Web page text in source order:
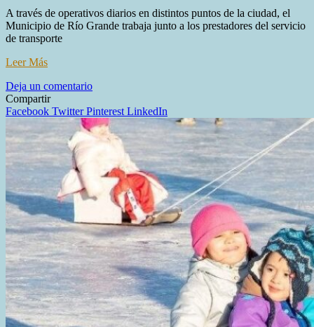
A través de operativos diarios en distintos puntos de la ciudad, el
Municipio de Río Grande trabaja junto a los prestadores del servicio
de transporte
Leer Más
Deja un comentarioen
MUNICIPIO
ACOMPAÑA
A
LOS
PRESTADORES
FORTALECE
LAS
ACCIONES
PARA
GARANTIZAR
UN
TRANSPORTE
SEGURO
Compartir
Facebook TwitterPinterest LinkedIn